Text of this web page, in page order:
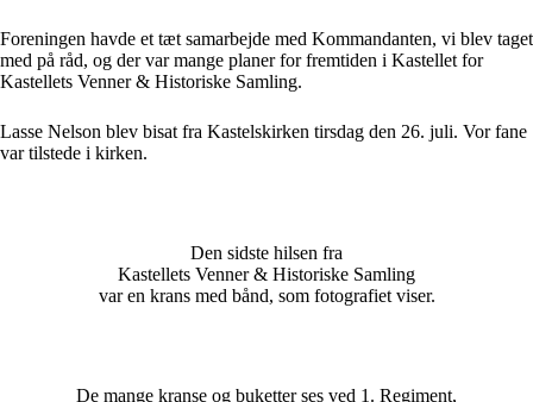
Foreningen havde et tæt samarbejde med Kommandanten, vi blev taget
med på råd, og der var mange planer for fremtiden i Kastellet for
Kastellets Venner & Historiske Samling.
Lasse Nelson blev bisat fra Kastelskirken tirsdag den 26. juli. Vor fane
var tilstede i kirken.
Den sidste hilsen fra
Kastellets Venner & Historiske Samling
var en krans med bånd, som fotografiet viser.
De mange kranse og buketter ses ved 1. Regiment,